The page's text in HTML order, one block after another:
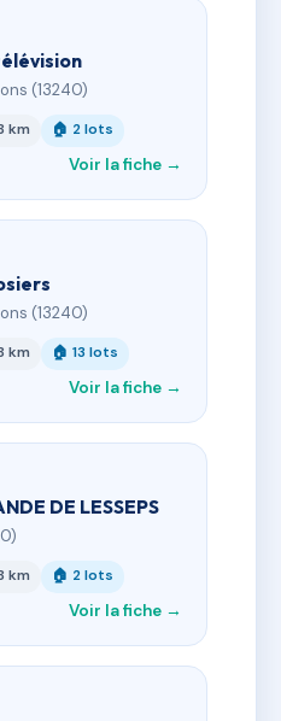
(13240)
km 🏠 2 lots
Voir la fiche →
(13240)
km 🏠 13 lots
Voir la fiche →
DE LESSEPS
km 🏠 2 lots
Voir la fiche →